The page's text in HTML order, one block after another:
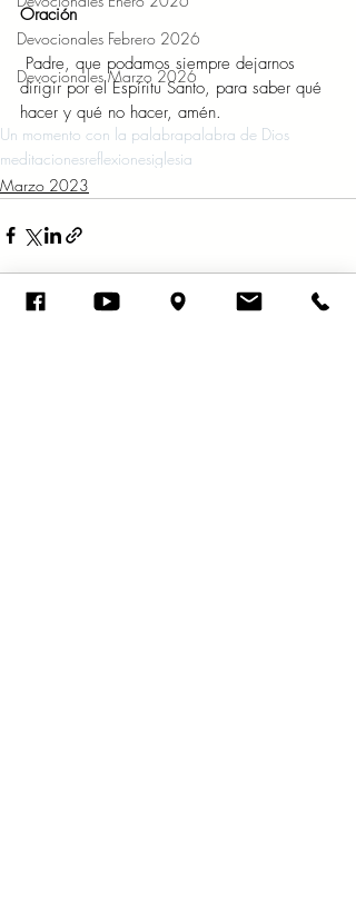
Devocionales Febrero 2026
Devocionales Marzo 2026
Oración
dirigir por el Espíritu Santo, para saber qué
hacer y qué no hacer, amén.
Un momento con la palabrapalabra de Dios
meditacionesreflexionesiglesia
Marzo 2023